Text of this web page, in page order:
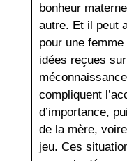
bonheur
autre. Et il peut
pour une
idées reçues
compliquent
d’importance,
de la mère,
jeu. Ces